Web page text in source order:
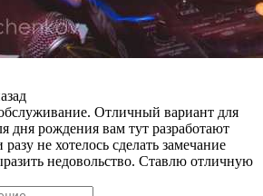
Отличный вариант для
дня рождения вам тут разработают
не хотелось сделать замечание
недовольство. Ставлю отличную